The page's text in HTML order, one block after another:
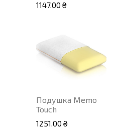
1147.00 ₴
Подушка Memo
Touch
1251.00 ₴